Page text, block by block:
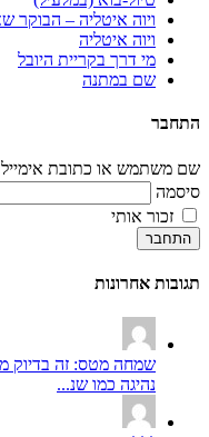
ויוה איטליה – הבוקר
ויוה איטליה
מי דרך בקריית היובל
שם במתנה
התחבר
שם משתמש או כתובת אימייל
סיסמה
זכור אותי
התחבר
תגובות אחרונות
שמחה מטס: זה בדיוק
נהיגה כמו שנ...